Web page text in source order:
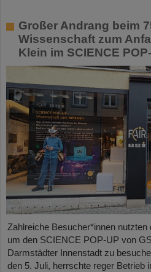
Großer Andrang beim
Wissenschaft zum
Klein im SCIENCE
Zahlreiche Besucher*innen
um den SCIENCE POP-UP von
Darmstädter Innenstadt zu
den 5. Juli, herrschte reger Betrieb